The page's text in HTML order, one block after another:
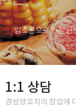
입소문으로 인정된
1:1 상담
경성양꼬치의 창업에